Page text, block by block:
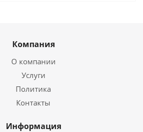
Компания
О компании
Услуги
Политика
Контакты
Информация